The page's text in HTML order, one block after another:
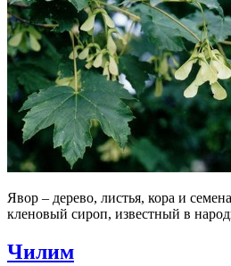
Явор – дерево, листья, кора и
кленовый сироп, известный в
Чилим